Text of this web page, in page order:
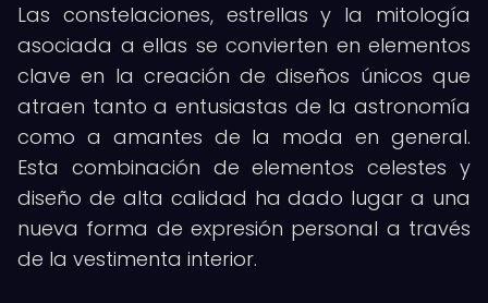
Las constelaciones, estrellas y la mitología
asociada a ellas se convierten en elementos
clave en la creación de diseños únicos que
atraen tanto a entusiastas de la astronomía
como a amantes de la moda en general.
Esta combinación de elementos celestes y
diseño de alta calidad ha dado lugar a una
nueva forma de expresión personal a través
de la vestimenta interior.